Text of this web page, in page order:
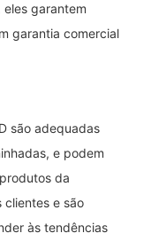
garantem
garantia comercial
são adequadas
e podem
da
e são
às tendências